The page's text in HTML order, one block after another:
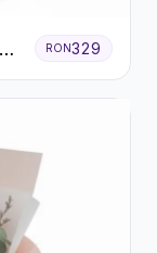
RON329